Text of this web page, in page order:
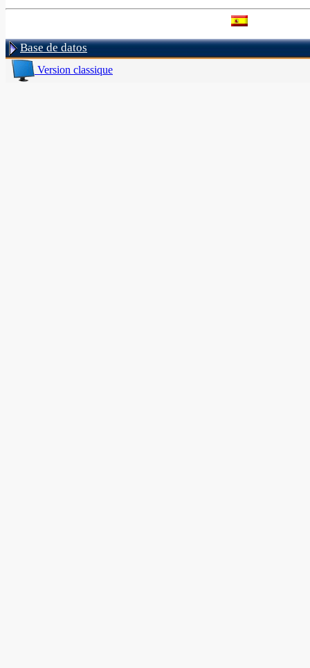
Base de datos
Version classique